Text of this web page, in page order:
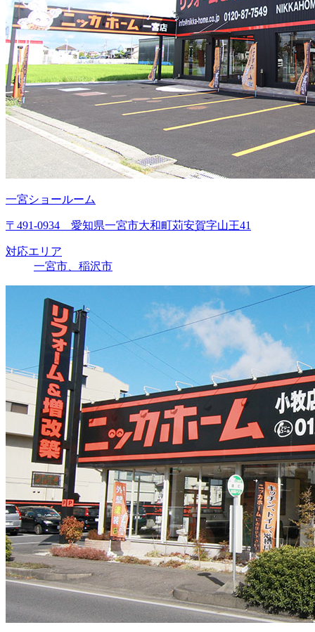
一宮ショールーム
〒491-0934 愛知県一宮市大和町苅安賀字山王41
対応エリア
一宮市、稲沢市